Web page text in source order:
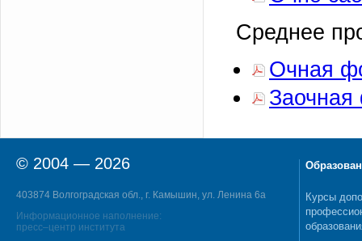
Среднее
Очная
© 2004 — 2026
403874 Волгоградская обл., г. Камышин, ул. Ленина 6а
Информационное наполнение:
пресс–центр института
Курсы